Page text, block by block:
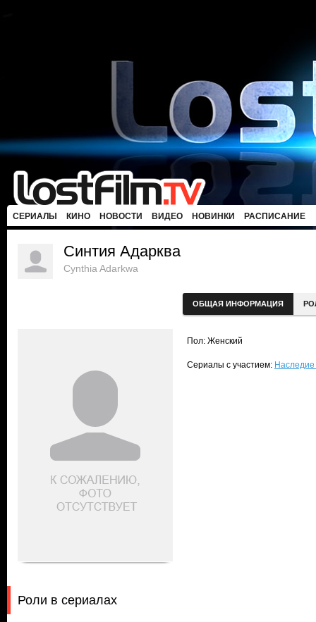
СЕРИАЛЫ КИНО НОВОСТИ ВИДЕО НОВИНКИ РАСПИСАНИЕ
Синтия Адарква
Cynthia Adarkwa
ОБЩАЯ ИНФОРМАЦИЯ
Пол: Женский
Сериалы с участием:
Роли в сериалах